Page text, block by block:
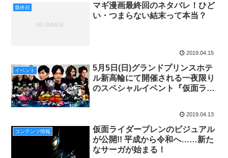
最終回
マギ漫画最終回のネタバレ！ひど
い・つまらない結末って本当？
2019.04.15
イベント
5月5日(日)グランドプリンスホテ
ル新高輪にて開催される一夜限り
のスペシャルイベント『仮面ライ
2019.04.13
コンテンツ情報
仮面ライダーブレンのビジュアル
が公開!! 平成から令和へ……新た
なサーガが始まる！